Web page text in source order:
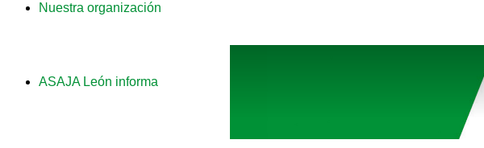
Nuestra organización
ASAJA León informa